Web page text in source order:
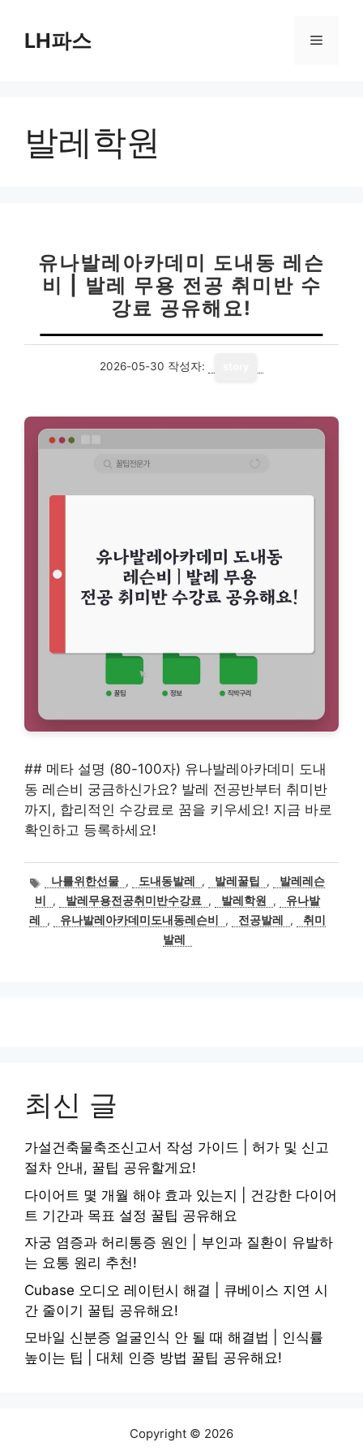
LH파스 메
발레학원
유나발레아카데미 도내동 레슨
비 | 발레 무용 전공 취미반 수
강료 공유해요!
2026-05-30 작성자:
## 메타 설명 (80-100자) 유나발레아카데미 도내
동 레슨비 궁금하신가요? 발레 전공반부터 취미반
까지, 합리적인 수강료로 꿈을 키우세요! 지금 바로
확인하고 등록하세요!
태
그
나를위한선물 , 도내동발레 , 발레꿀팁 ,
발레레슨
비
, 발레무용전공취미반수강료 , 발레학원 ,
유나발
레
, 유나발레아카데미도내동레슨비 , 전공발레 ,
취미
발레
최신 글
가설건축물축조신고서 작성 가이드 | 허가 및 신고
절차 안내, 꿀팁 공유할게요!
다이어트 몇 개월 해야 효과 있는지 | 건강한 다이어
트 기간과 목표 설정 꿀팁 공유해요
자궁 염증과 허리통증 원인 | 부인과 질환이 유발하
는 요통 원리 추천!
Cubase 오디오 레이턴시 해결 | 큐베이스 지연 시
간 줄이기 꿀팁 공유해요!
모바일 신분증 얼굴인식 안 될 때 해결법 | 인식률
높이는 팁 | 대체 인증 방법 꿀팁 공유해요!
Copyright © 2026